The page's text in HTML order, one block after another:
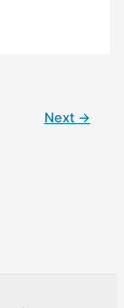
Next →